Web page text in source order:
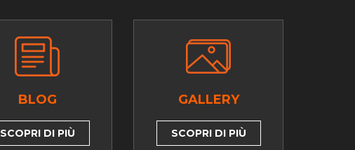
BLOG
SCOPRI DI PIÙ
GALLERY
SCOPRI DI PIÙ